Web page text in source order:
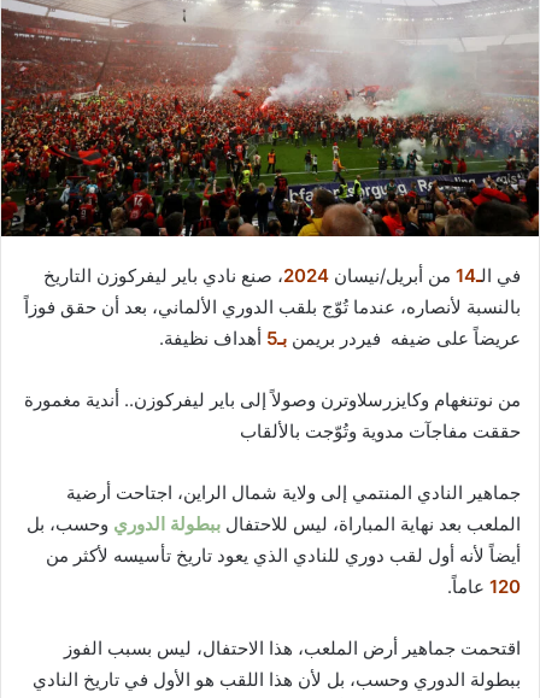
في الـ14 من أبريل/نيسان
، صنع نادي باير ليفركوزن التاريخ
بالنسبة لأنصاره، عندما تُوّج بلقب الدوري الألماني، بعد أن حقق فوزاً
عريضاً على ضيفه فيردر بريمن بـ5 أهداف نظيفة.
من نوتنغهام وكايزرسلاوترن وصولاً إلى باير ليفركوزن.. أندية مغمورة
حققت مفاجآت مدوية وتُوّجت بالألقاب
جماهير النادي المنتمي إلى ولاية شمال الراين، اجتاحت أرضية
الملعب بعد نهاية المباراة، ليس للاحتفال ببطولة الدوري وحسب، بل
أيضاً لأنه أول لقب دوري للنادي الذي يعود تاريخ تأسيسه لأكثر من
120 عاماً.
اقتحمت جماهير أرض الملعب، هذا الاحتفال، ليس بسبب الفوز
ببطولة الدوري وحسب، بل لأن هذا اللقب هو الأول في تاريخ النادي